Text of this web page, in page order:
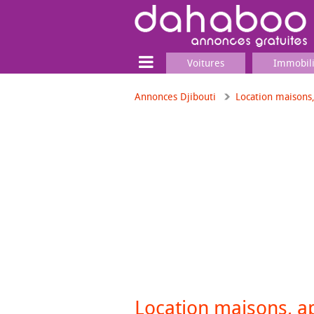
Voitures
Annonces Djibouti Location
Location maisons,